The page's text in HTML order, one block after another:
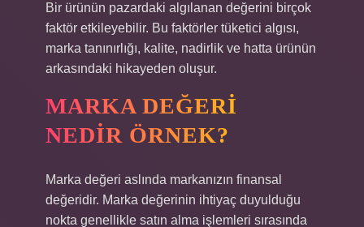
Bir ürünün pazardaki algılanan değerini birçok
faktör etkileyebilir. Bu faktörler tüketici algısı,
marka tanınırlığı, kalite, nadirlik ve hatta ürünün
arkasındaki hikayeden oluşur.
MARKA DEĞERI
NEDIR ÖRNEK?
Marka değeri aslında markanızın finansal
değeridir. Marka değerinin ihtiyaç duyulduğu
nokta genellikle satın alma işlemleri sırasında